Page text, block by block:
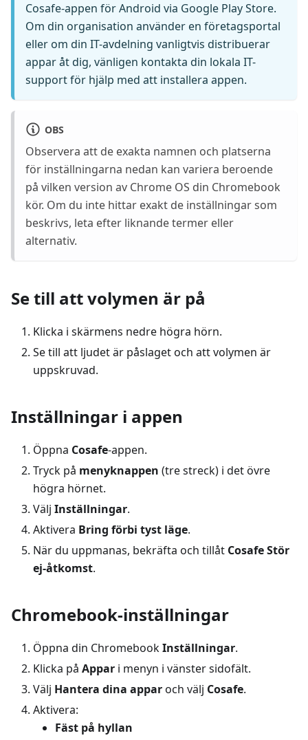
Cosafe-appen för Android via Google Play Store.
Om din organisation använder en företagsportal
eller om din IT-avdelning vanligtvis distribuerar
appar åt dig, vänligen kontakta din lokala IT-
support för hjälp med att installera appen.
OBS
Observera att de exakta namnen och platserna
för inställningarna nedan kan variera beroende
på vilken version av Chrome OS din Chromebook
kör. Om du inte hittar exakt de inställningar som
beskrivs, leta efter liknande termer eller
alternativ.
Se till att volymen är på
Klicka i skärmens nedre högra hörn.
Se till att ljudet är påslaget och att volymen är
uppskruvad.
Inställningar i appen
Öppna Cosafe-appen.
Tryck på menyknappen (tre streck) i det övre
högra hörnet.
Välj Inställningar.
Aktivera Bring förbi tyst läge.
När du uppmanas, bekräfta och tillåt Cosafe Stör
ej-åtkomst.
Chromebook-inställningar
Öppna din ChromebookInställningar.
Klicka på Appar i menyn i vänster sidofält.
Välj Hantera dina apparoch välj Cosafe.
Aktivera:
Fäst på hyllan